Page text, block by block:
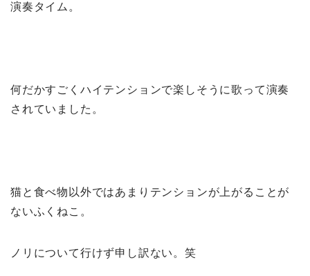
演奏タイム。
何だかすごくハイテンションで楽しそうに歌って演奏
されていました。
猫と食べ物以外ではあまりテンションが上がることが
ないふくねこ。
ノリについて行けず申し訳ない。笑